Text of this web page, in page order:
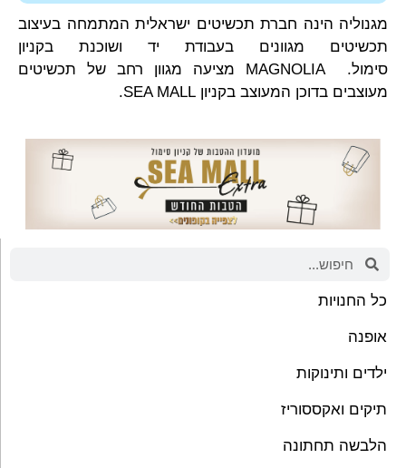
כל החנויות
אופנה
ילדים ותינוקות
תיקים ואקססוריז
הלבשה תחתונה
מגנוליה הינה חברת תכשיטים ישראלית המתמחה בעיצוב
תכשיטים מגוונים בעבודת יד ושוכנת בקניון
סימול. MAGNOLIA מציעה מגוון רחב של תכשיטים
מעוצבים בדוכן המעוצב בקניון SEA MALL.